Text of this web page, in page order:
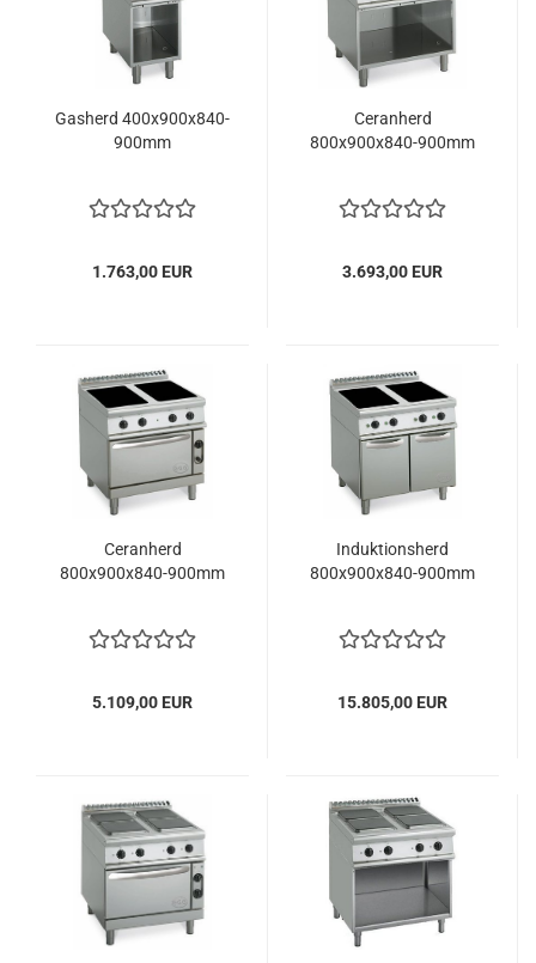
Gasherd 400x900x840-
900mm
1.763,00 EUR
Ceranherd
800x900x840-900mm
3.693,00 EUR
Ceranherd
800x900x840-900mm
5.109,00 EUR
Induktionsherd
800x900x840-900mm
15.805,00 EUR